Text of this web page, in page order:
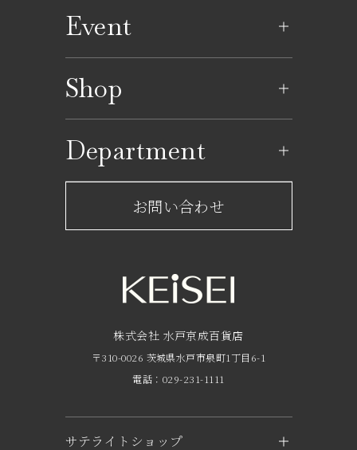
Event
イベントカレンダー
Shop
レストラン一覧
ショップからのお知らせ
フロアガイド
Department
サービスのご案内
京成友の会
京成ポイントカードについて
お問い合わせ
株式会社 水戸京成百貨店
〒310-0026 茨城県水戸市泉町1丁目6-1
電話：029-231-1111
サテライトショップ